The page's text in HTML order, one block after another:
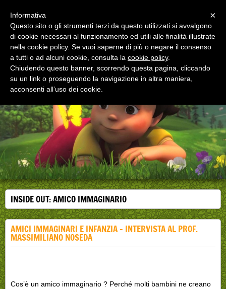
EDUCAZIONE ALLA SALUTE
Corsi, convegni e didattica di formazione e
aggiornamento per operatori della salute
INSIDE OUT: AMICO IMMAGINARIO
AMICI IMMAGINARI E INFANZIA - INTERVISTA AL PROF.
MASSIMILIANO NOSEDA
Cos’è un amico immaginario ? Perché molti bambini ne creano
×
Informativa
Questo sito o gli strumenti terzi da questo utilizzati si avvalgono
di cookie necessari al funzionamento ed utili alle finalità illustrate
nella cookie policy. Se vuoi saperne di più o negare il consenso
a tutti o ad alcuni cookie, consulta la cookie policy.
Chiudendo questo banner, scorrendo questa pagina, cliccando
su un link o proseguendo la navigazione in altra maniera,
acconsenti all’uso dei cookie.